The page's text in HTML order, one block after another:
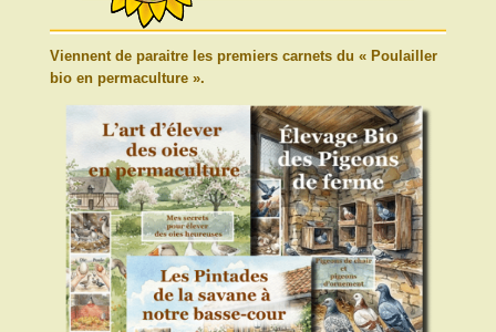
Viennent de paraitre les premiers carnets du « Poulailler
bio en permaculture ».